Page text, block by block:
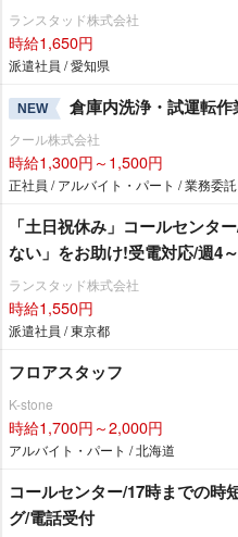
ランスタッド株式会社
時給1,650円
派遣社員 / 愛知県
NEW 倉庫内洗浄・試運転作
クール株式会社
時給1,300円～1,500円
正社員 / アルバイト・パート / 業務委
「土日祝休み」コールセンタ
ない」をお助け!受電対応/週4～
ランスタッド株式会社
時給1,550円
派遣社員 / 東京都
フロアスタッフ
K-stone
時給1,700円～2,000円
アルバイト・パート / 北海道
コールセンター/17時までの時
グ/電話受付